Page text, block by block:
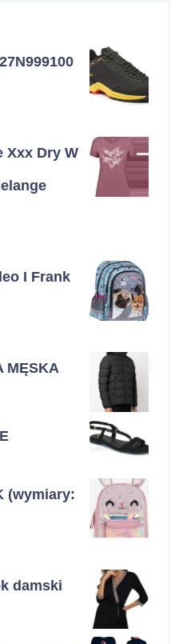
Xxx Dry W
I Frank
MĘSKA
(wymiary:
damski